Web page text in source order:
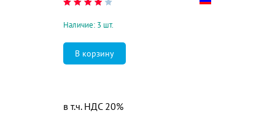
Наличие: 3 шт.
в т.ч. НДС 20%